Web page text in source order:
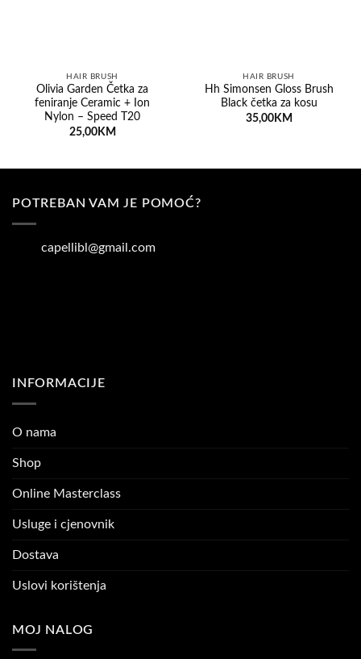
HAIR BRUSH
Olivia Garden Četka za
feniranje Ceramic + Ion
Nylon – Speed T20
25,00KM
HAIR BRUSH
Hh Simonsen Gloss Brush
Black četka za kosu
35,00KM
POTREBAN VAM JE POMOĆ?
capellibl@gmail.com
INFORMACIJE
O nama
Shop
Online Masterclass
Usluge i cjenovnik
Dostava
Uslovi korištenja
MOJ NALOG